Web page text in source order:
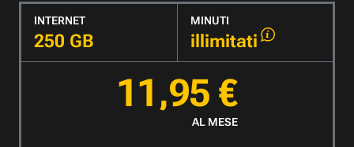
INTERNET
250 GB
MINUTI
illimitati
11,95 €
AL MESE